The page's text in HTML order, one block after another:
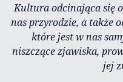
Kultura odcinająca się
nas przyrodzie, a także
które jest w nas
niszczące zjawiska,
jej